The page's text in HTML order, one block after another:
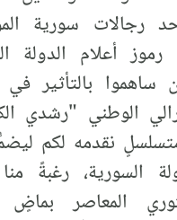
رجالات سورية
أعلام الدولة
ساهموا بالتأثير في
الوطني "رشدي
نقدمه لكم
السورية، رغبةً
المعاصر